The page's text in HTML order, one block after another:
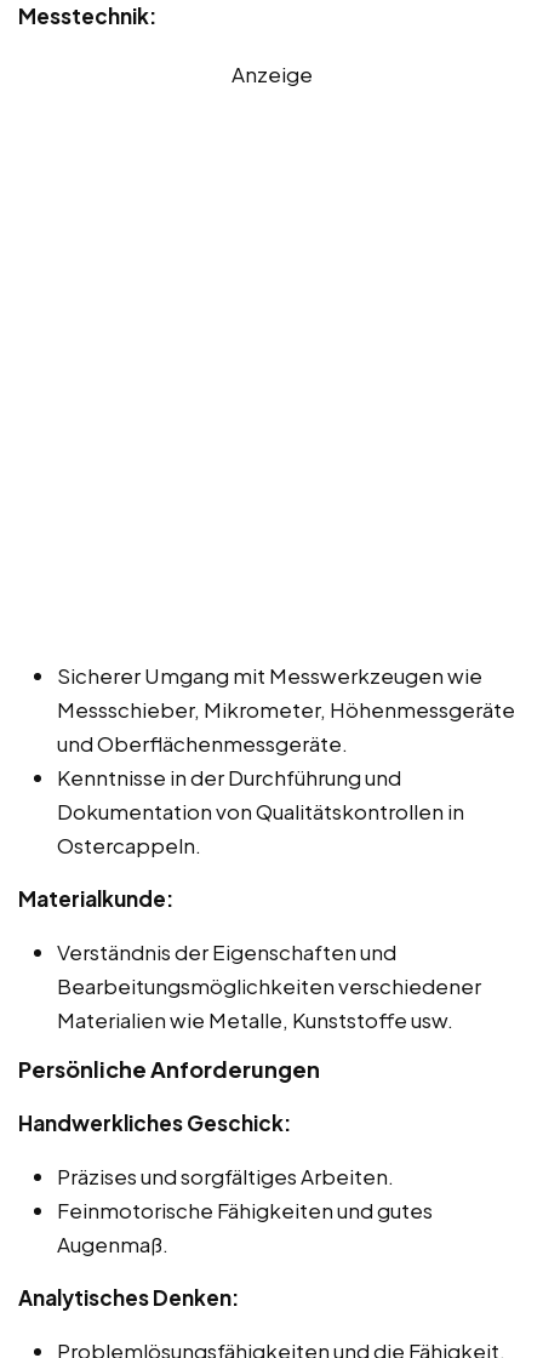
Messtechnik:
Anzeige
Sicherer Umgang mit Messwerkzeugen wie
Messschieber, Mikrometer, Höhenmessgeräte
und Oberflächenmessgeräte.
Kenntnisse in der Durchführung und
Dokumentation von Qualitätskontrollen in
Ostercappeln.
Materialkunde:
Verständnis der Eigenschaften und
Bearbeitungsmöglichkeiten verschiedener
Materialien wie Metalle, Kunststoffe usw.
Persönliche Anforderungen
Handwerkliches Geschick:
Präzises und sorgfältiges Arbeiten.
Feinmotorische Fähigkeiten und gutes
Augenmaß.
Analytisches Denken:
Problemlösungsfähigkeiten und die Fähigkeit,